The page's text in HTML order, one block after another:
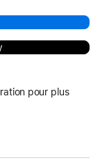
pour plus